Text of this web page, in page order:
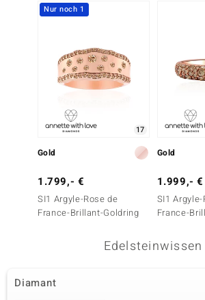
Nur noch 1
17
Gold
1.799,- €
SI1 Argyle-Rose de
France-Brillant-Goldring
Gold
1.999,- €
SI1
France-
Edelsteinwissen
Diamant